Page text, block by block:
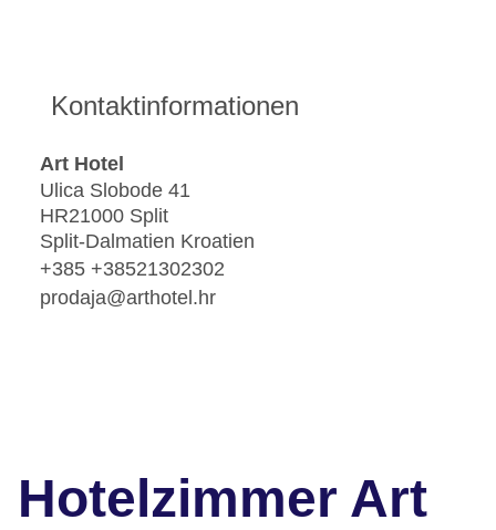
Kontaktinformationen
Art Hotel
Ulica Slobode 41
HR21000 Split
Split-Dalmatien Kroatien
+385 +38521302302
prodaja@arthotel.hr
Hotelzimmer Art